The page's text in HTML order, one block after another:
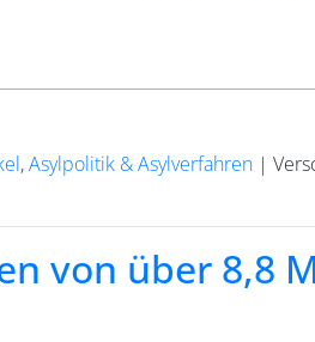
,Asylpolitik & Asylverfahren |
von über 8,8